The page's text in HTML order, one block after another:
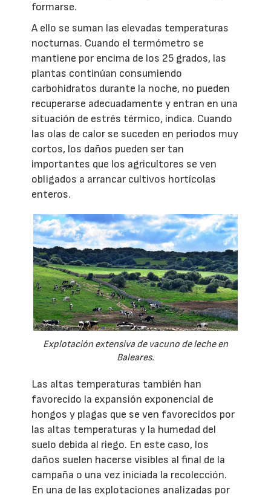
formarse.
A ello se suman las elevadas temperaturas
nocturnas. Cuando el termómetro se
mantiene por encima de los 25 grados, las
plantas continúan consumiendo
carbohidratos durante la noche, no pueden
recuperarse adecuadamente y entran en una
situación de estrés térmico, indica. Cuando
las olas de calor se suceden en periodos muy
cortos, los daños pueden ser tan
importantes que los agricultores se ven
obligados a arrancar cultivos hortícolas
enteros.
Explotación extensiva de vacuno de leche en
Baleares.
Las altas temperaturas también han
favorecido la expansión exponencial de
hongos y plagas que se ven favorecidos por
las altas temperaturas y la humedad del
suelo debida al riego. En este caso, los
daños suelen hacerse visibles al final de la
campaña o una vez iniciada la recolección.
En una de las explotaciones analizadas por